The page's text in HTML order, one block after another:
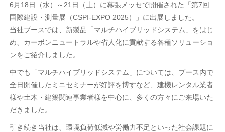
6月18日（水）～21日（土）に幕張メッセで開催された「第7回
国際建設・測量展（CSPI-EXPO 2025）」に出展しました。
当社ブースでは、新製品「マルチハイブリッドシステム」をはじ
め、カーボンニュートラルや省人化に貢献する各種ソリューショ
ンをご紹介しました。
中でも「マルチハイブリッドシステム」については、ブース内で
全日開催したミニセミナーが好評を博すなど、建機レンタル業者
様や土木・建築関連事業者様を中心に、多くの方々にご来場いた
だきました。
引き続き当社は、環境負荷低減や労働力不足といった社会課題に